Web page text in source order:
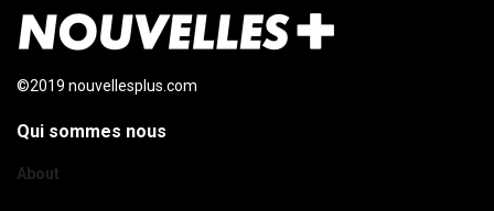
©2019 nouvellesplus.com
Qui sommes nous
About